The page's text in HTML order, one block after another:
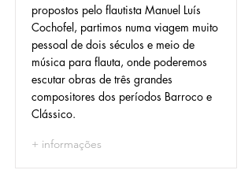
propostos pelo flautista Manuel Luís
Cochofel, partimos numa viagem muito
pessoal de dois séculos e meio de
música para flauta, onde poderemos
escutar obras de três grandes
compositores dos períodos Barroco e
Clássico.
+ informações